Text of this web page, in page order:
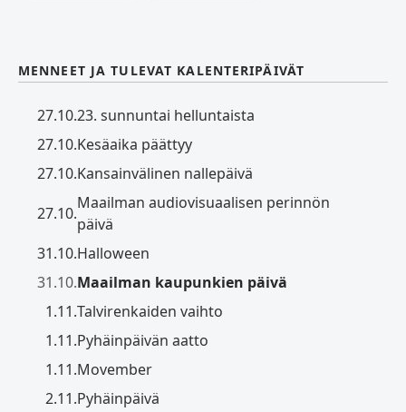
MENNEET JA TULEVAT KALENTERIPÄIVÄT
27.10.23. sunnuntai helluntaista
27.10.Kesäaika päättyy
27.10.Kansainvälinen nallepäivä
27.10.
Maailman audiovisuaalisen perinnön
päivä
31.10.Halloween
31.10.Maailman kaupunkien päivä
1.11.Talvirenkaiden vaihto
1.11.Pyhäinpäivän aatto
1.11.Movember
2.11.Pyhäinpäivä